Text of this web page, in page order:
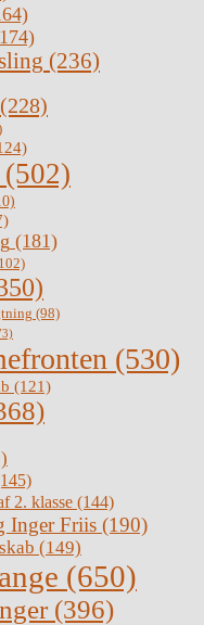
(236)
(228)
(502)
(181)
(98)
(530)
(121)
2. klasse (144)
Inger Friis (190)
(149)
(650)
(396)